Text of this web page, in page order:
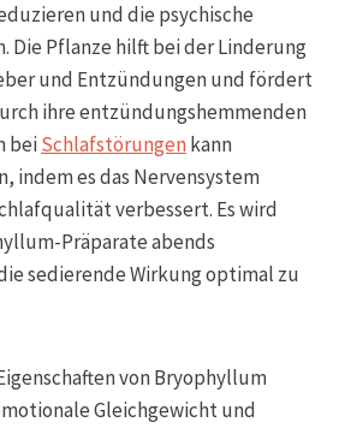
und die psychische
Die Pflanze hilft bei der Linderung
und Entzündungen und fördert
ihre entzündungshemmenden
beiSchlafstörungenkann
indem es das Nervensystem
verbessert. Es wird
Präparate abends
sedierende Wirkung optimal zu
von Bryophyllum
Gleichgewicht und